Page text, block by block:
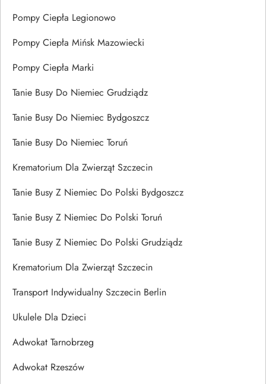
Pompy Ciepła Legionowo
Pompy Ciepła Mińsk Mazowiecki
Pompy Ciepła Marki
Tanie Busy Do Niemiec Grudziądz
Tanie Busy Do Niemiec Bydgoszcz
Tanie Busy Do Niemiec Toruń
Krematorium Dla Zwierząt Szczecin
Tanie Busy Z Niemiec Do Polski Bydgoszcz
Tanie Busy Z Niemiec Do Polski Toruń
Tanie Busy Z Niemiec Do Polski Grudziądz
Krematorium Dla Zwierząt Szczecin
Transport Indywidualny Szczecin Berlin
Ukulele Dla Dzieci
Adwokat Tarnobrzeg
Adwokat Rzeszów